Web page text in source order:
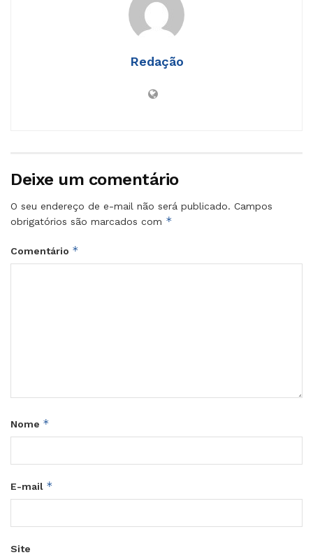
Redação
Deixe um comentário
O seu endereço de e-mail não será publicado. Campos
obrigatórios são marcados com *
Comentário *
Nome *
E-mail *
Site